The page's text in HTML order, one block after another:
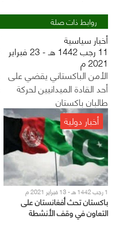
روابط ذات صلة
أخبار سياسية
11 رجب 1442 هـ - 23 فبراير
2021 م
الأمن الباكستاني يقضي على
أحد القادة الميدانيين لحركة
طالبان باكستان
أخبار دولية
1 رجب 1442 هـ - 13 فبراير 2021 م
باكستان تحث أفغانستان على
التعاون في وقف الأنشطة
الإرهابية العابرة للحدود